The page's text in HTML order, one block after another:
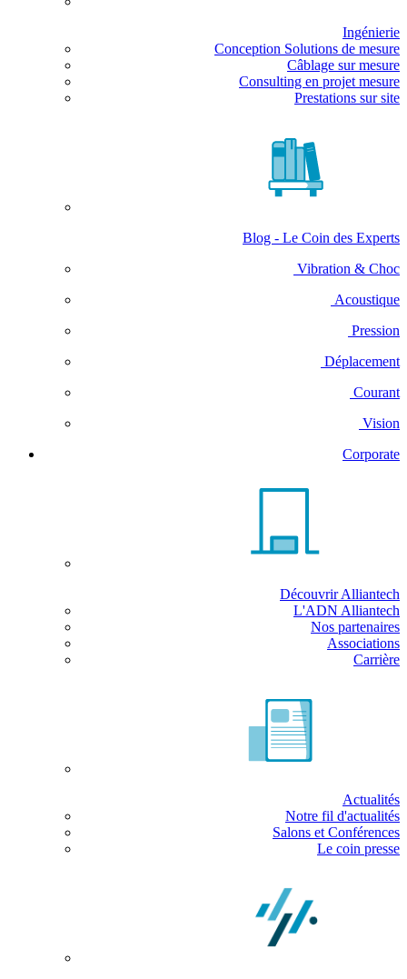
Ingénierie
Conception Solutions de mesure
Câblage sur mesure
Consulting en projet mesure
Prestations sur site
Blog - Le Coin des Experts
Vibration & Choc
Acoustique
Pression
Déplacement
Courant
Vision
Corporate
Découvrir Alliantech
L'ADN Alliantech
Nos partenaires
Associations
Carrière
Actualités
Notre fil d'actualités
Salons et Conférences
Le coin presse